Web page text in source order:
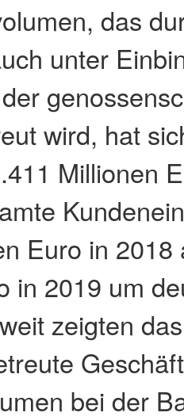
das
unter
wird, hat
Millionen
Euro in 2018
in 2019 um
zeigten
bei der